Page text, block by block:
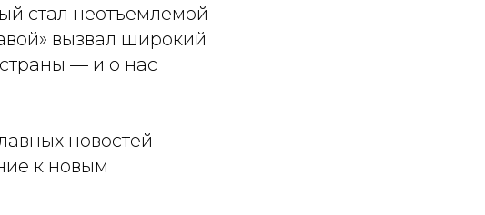
стал неотъемлемой
вызвал широкий
— и о нас
новостей
к новым